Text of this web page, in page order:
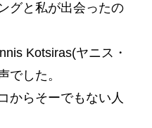
グと私が出会ったの
Kotsiras(ヤニス・
でした。
からそーでもない人